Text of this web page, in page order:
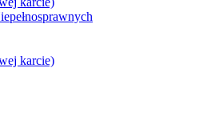
karcie)